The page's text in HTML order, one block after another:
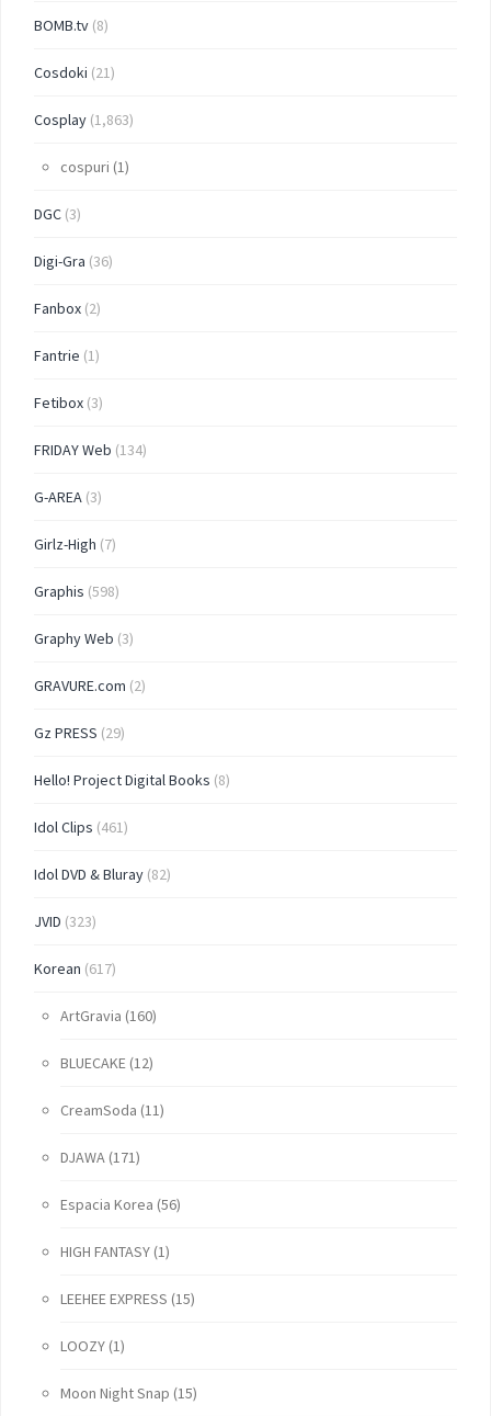
BOMB.tv (8)
Cosdoki (21)
Cosplay (1,863)
cospuri (1)
DGC (3)
Digi-Gra (36)
Fanbox (2)
Fantrie (1)
Fetibox (3)
FRIDAY Web (134)
G-AREA (3)
Girlz-High (7)
Graphis (598)
Graphy Web (3)
GRAVURE.com (2)
Gz PRESS (29)
Hello! Project Digital Books (8)
Idol Clips (461)
Idol DVD & Bluray (82)
JVID (323)
Korean (617)
ArtGravia (160)
BLUECAKE (12)
CreamSoda (11)
DJAWA (171)
Espacia Korea (56)
HIGH FANTASY (1)
LEEHEE EXPRESS (15)
LOOZY (1)
Moon Night Snap (15)